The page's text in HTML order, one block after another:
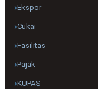
Ekspor
Cukai
Fasilitas
Pajak
KUPAS